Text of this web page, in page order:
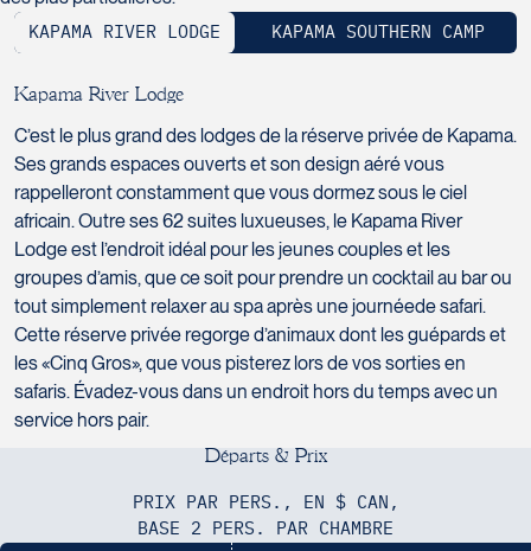
KAPAMA RIVER LODGE KAPAMA SOUTHERN CAMP
Kapama River Lodge
C’est le plus grand des lodges de la réserve privée de Kapama.
Ses grands espaces ouverts et son design aéré vous
rappelleront constamment que vous dormez sous le ciel
africain. Outre ses 62 suites luxueuses, le Kapama River
Lodge est l’endroit idéal pour les jeunes couples et les
groupes d’amis, que ce soit pour prendre un cocktail au bar ou
tout simplement relaxer au spa après une journéede safari.
Cette réserve privée regorge d’animaux dont les guépards et
les «Cinq Gros», que vous pisterez lors de vos sorties en
safaris. Évadez-vous dans un endroit hors du temps avec un
service hors pair.
Départs & Prix
PRIX PAR PERS., EN $ CAN,
BASE 2 PERS. PAR CHAMBRE
Voyages Nouveau-Monde
Joliette
J6E 3E1
Tél :450-755-5557 / 1-877-751-5557
Voyages Terre et Monde
1460 Chemin Gascon
Terrebonne
Voyages des Laurentides
939 Boulevard Albiny-Paquette
Mont-Laurier
J9L 3J1
Tél :819-623-2511 / 1-866-385-2511
Tél :450-688-6211 / 1-888-682-8616
Club Voyages Orientation
1001 Boulevard de Montarville - local 39
J4B 6P5
Club Voyages Princesse
686 rue Principale
Granby
J2G 2Y4
Tél :450-372-4444
La Forfaiterie Voyages
(porte H)
Québec
G2K 1N4
Tél :418-652-2400 / 1-888-848-1518
Le Voyagiste de Québec
3229 Chemin des Quatre-Bourgeois -
Suite 120QuébecG1W 0C1